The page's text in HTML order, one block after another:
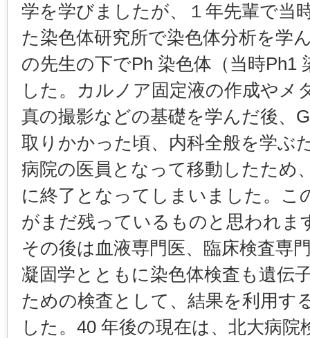
学を学びましたが、１年先輩で当
た染色体研究所で染色体分析を学
の先生の下でPh 染色体（当時Ph1
した。カルノア固定液の作成やメ
真の撮影などの基礎を学んだ後、
取りかかった頃、内科全般を学ぶ
病院の医員となって移動したため
に終了となってしまいました。こ
がまだ残っているものと思われま
その後は血液専門医、臨床検査専
凝固学とともに染色体検査も遺伝
ための検査として、結果を利用す
した。40 年後の現在は、北大病院